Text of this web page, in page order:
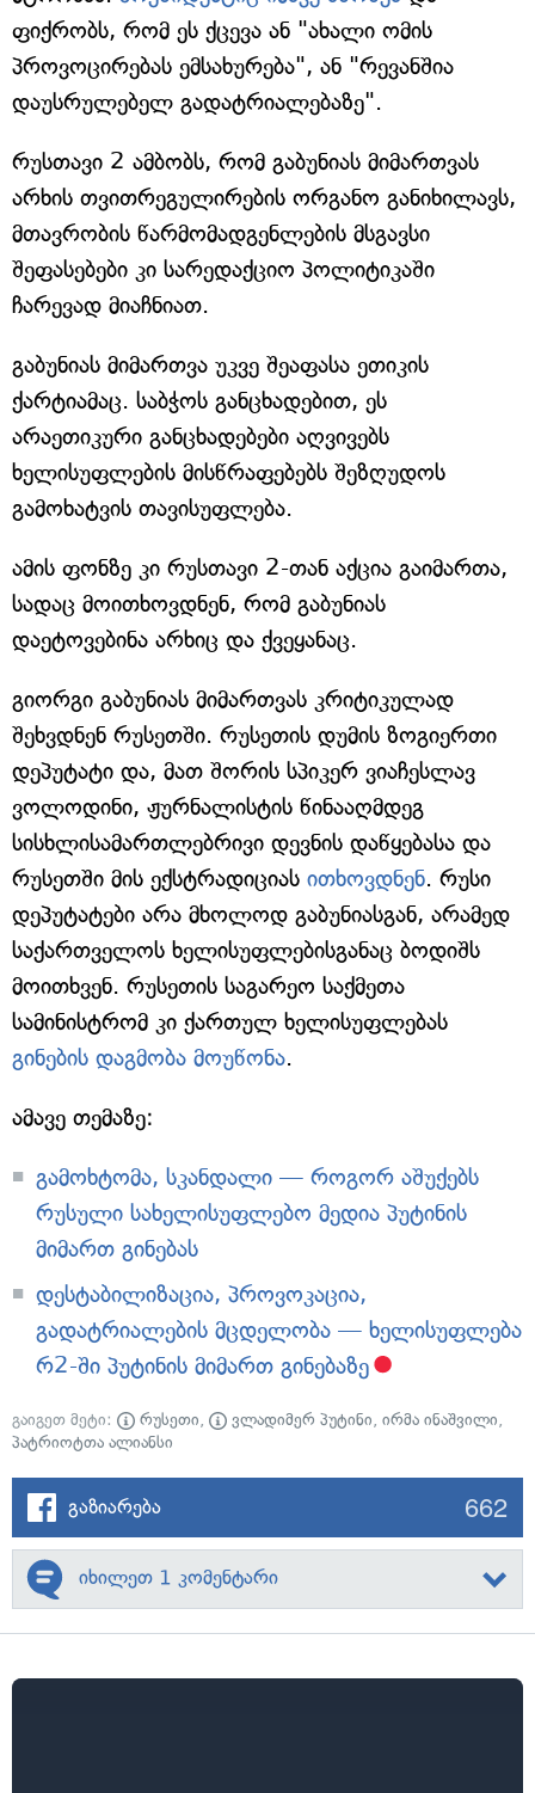
ფიქრობს, რომ ეს ქცევა ან "ახალი ომის
პროვოცირებას ემსახურება", ან "რევანშია
დაუსრულებელ გადატრიალებაზე".
რუსთავი 2 ამბობს, რომ გაბუნიას მიმართვას
არხის თვითრეგულირების ორგანო განიხილავს,
მთავრობის წარმომადგენლების მსგავსი
შეფასებები კი სარედაქციო პოლიტიკაში
ჩარევად მიაჩნიათ.
გაბუნიას მიმართვა უკვე შეაფასა ეთიკის
ქარტიამაც. საბჭოს განცხადებით, ეს
არაეთიკური განცხადებები აღვივებს
ხელისუფლების მისწრაფებებს შეზღუდოს
გამოხატვის თავისუფლება.
ამის ფონზე კი რუსთავი 2-თან აქცია გაიმართა,
სადაც მოითხოვდნენ, რომ გაბუნიას
დაეტოვებინა არხიც და ქვეყანაც.
გიორგი გაბუნიას მიმართვას კრიტიკულად
შეხვდნენ რუსეთში. რუსეთის დუმის ზოგიერთი
დეპუტატი და, მათ შორის სპიკერ ვიაჩესლავ
ვოლოდინი, ჟურნალისტის წინააღმდეგ
სისხლისამართლებრივი დევნის დაწყებასა და
რუსეთში მის ექსტრადიციას ითხოვდნენ. რუსი
დეპუტატები არა მხოლოდ გაბუნიასგან, არამედ
საქართველოს ხელისუფლებისგანაც ბოდიშს
მოითხვენ. რუსეთის საგარეო საქმეთა
სამინისტრომ კი ქართულ ხელისუფლებას
გინების დაგმობა მოუწონა.
ამავე თემაზე:
გამოხტომა, სკანდალი — როგორ აშუქებს
რუსული სახელისუფლებო მედია პუტინის
მიმართ გინებას
დესტაბილიზაცია, პროვოკაცია,
გადატრიალების მცდელობა — ხელისუფლება
რ2-ში პუტინის მიმართ გინებაზე
გაიგეთ მეტი: რუსეთი, ვლადიმერ პუტინი, ირმა ინაშვილი,
პატრიოტთა ალიანსი
გაზიარება 662
იხილეთ 1 კომენტარი